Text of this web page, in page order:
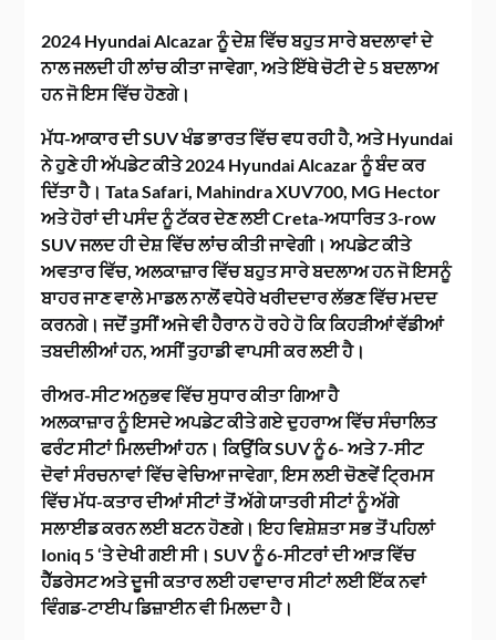
2024 Hyundai Alcazar ਨੂੰ ਦੇਸ਼ ਵਿੱਚ ਬਹੁਤ ਸਾਰੇ ਬਦਲਾਵਾਂ ਦੇ
ਨਾਲ ਜਲਦੀ ਹੀ ਲਾਂਚ ਕੀਤਾ ਜਾਵੇਗਾ, ਅਤੇ ਇੱਥੇ ਚੋਟੀ ਦੇ 5 ਬਦਲਾਅ
ਹਨ ਜੋ ਇਸ ਵਿੱਚ ਹੋਣਗੇ।
ਮੱਧ-ਆਕਾਰ ਦੀ SUV ਖੰਡ ਭਾਰਤ ਵਿੱਚ ਵਧ ਰਹੀ ਹੈ, ਅਤੇ Hyundai
ਨੇ ਹੁਣੇ ਹੀ ਅੱਪਡੇਟ ਕੀਤੇ 2024 Hyundai Alcazar ਨੂੰ ਬੰਦ ਕਰ
ਦਿੱਤਾ ਹੈ। Tata Safari, Mahindra XUV700, MG Hector
ਅਤੇ ਹੋਰਾਂ ਦੀ ਪਸੰਦ ਨੂੰ ਟੱਕਰ ਦੇਣ ਲਈ Creta-ਅਧਾਰਿਤ 3-row
SUV ਜਲਦ ਹੀ ਦੇਸ਼ ਵਿੱਚ ਲਾਂਚ ਕੀਤੀ ਜਾਵੇਗੀ। ਅਪਡੇਟ ਕੀਤੇ
ਅਵਤਾਰ ਵਿੱਚ, ਅਲਕਾਜ਼ਾਰ ਵਿੱਚ ਬਹੁਤ ਸਾਰੇ ਬਦਲਾਅ ਹਨ ਜੋ ਇਸਨੂੰ
ਬਾਹਰ ਜਾਣ ਵਾਲੇ ਮਾਡਲ ਨਾਲੋਂ ਵਧੇਰੇ ਖਰੀਦਦਾਰ ਲੱਭਣ ਵਿੱਚ ਮਦਦ
ਕਰਨਗੇ। ਜਦੋਂ ਤੁਸੀਂ ਅਜੇ ਵੀ ਹੈਰਾਨ ਹੋ ਰਹੇ ਹੋ ਕਿ ਕਿਹੜੀਆਂ ਵੱਡੀਆਂ
ਤਬਦੀਲੀਆਂ ਹਨ, ਅਸੀਂ ਤੁਹਾਡੀ ਵਾਪਸੀ ਕਰ ਲਈ ਹੈ।
ਰੀਅਰ-ਸੀਟ ਅਨੁਭਵ ਵਿੱਚ ਸੁਧਾਰ ਕੀਤਾ ਗਿਆ ਹੈ
ਅਲਕਾਜ਼ਾਰ ਨੂੰ ਇਸਦੇ ਅਪਡੇਟ ਕੀਤੇ ਗਏ ਦੁਹਰਾਅ ਵਿੱਚ ਸੰਚਾਲਿਤ
ਫਰੰਟ ਸੀਟਾਂ ਮਿਲਦੀਆਂ ਹਨ। ਕਿਉਂਕਿ SUV ਨੂੰ 6- ਅਤੇ 7-ਸੀਟ
ਦੋਵਾਂ ਸੰਰਚਨਾਵਾਂ ਵਿੱਚ ਵੇਚਿਆ ਜਾਵੇਗਾ, ਇਸ ਲਈ ਚੋਣਵੇਂ ਟ੍ਰਿਮਸ
ਵਿੱਚ ਮੱਧ-ਕਤਾਰ ਦੀਆਂ ਸੀਟਾਂ ਤੋਂ ਅੱਗੇ ਯਾਤਰੀ ਸੀਟਾਂ ਨੂੰ ਅੱਗੇ
ਸਲਾਈਡ ਕਰਨ ਲਈ ਬਟਨ ਹੋਣਗੇ। ਇਹ ਵਿਸ਼ੇਸ਼ਤਾ ਸਭ ਤੋਂ ਪਹਿਲਾਂ
Ioniq 5 ‘ਤੇ ਦੇਖੀ ਗਈ ਸੀ। SUV ਨੂੰ 6-ਸੀਟਰਾਂ ਦੀ ਆੜ ਵਿੱਚ
ਹੈੱਡਰੇਸਟ ਅਤੇ ਦੂਜੀ ਕਤਾਰ ਲਈ ਹਵਾਦਾਰ ਸੀਟਾਂ ਲਈ ਇੱਕ ਨਵਾਂ
ਵਿੰਗਡ-ਟਾਈਪ ਡਿਜ਼ਾਈਨ ਵੀ ਮਿਲਦਾ ਹੈ।